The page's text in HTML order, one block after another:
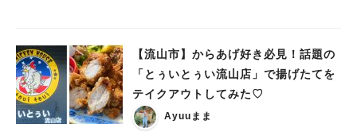
【流山市】からあげ好き必見！話題の
「とぅいとぅい流山店」で揚げたてを
テイクアウトしてみた♡
Ayuuまま